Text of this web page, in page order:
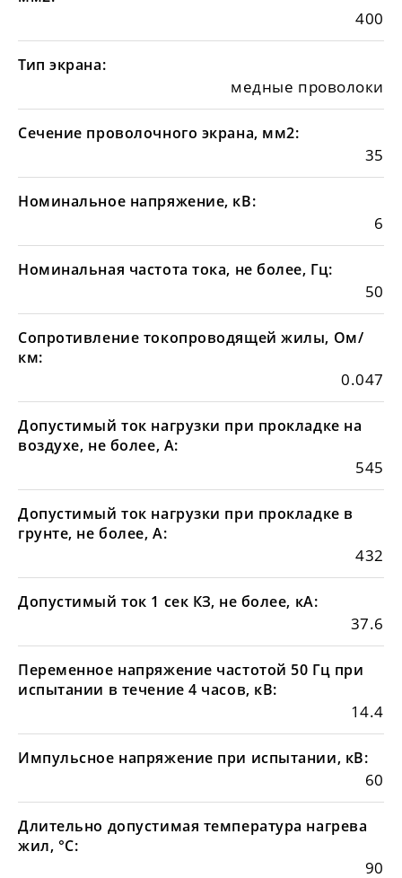
400
Тип экрана:
медные проволоки
Сечение проволочного экрана, мм2:
35
Номинальное напряжение, кВ:
6
Номинальная частота тока, не более, Гц:
50
Сопротивление токопроводящей жилы, Ом/
км:
0.047
Допустимый ток нагрузки при прокладке на
воздухе, не более, А:
545
Допустимый ток нагрузки при прокладке в
грунте, не более, А:
432
Допустимый ток 1 сек КЗ, не более, кА:
37.6
Переменное напряжение частотой 50 Гц при
испытании в течение 4 часов, кВ:
14.4
Импульсное напряжение при испытании, кВ:
60
Длительно допустимая температура нагрева
жил, °С:
90